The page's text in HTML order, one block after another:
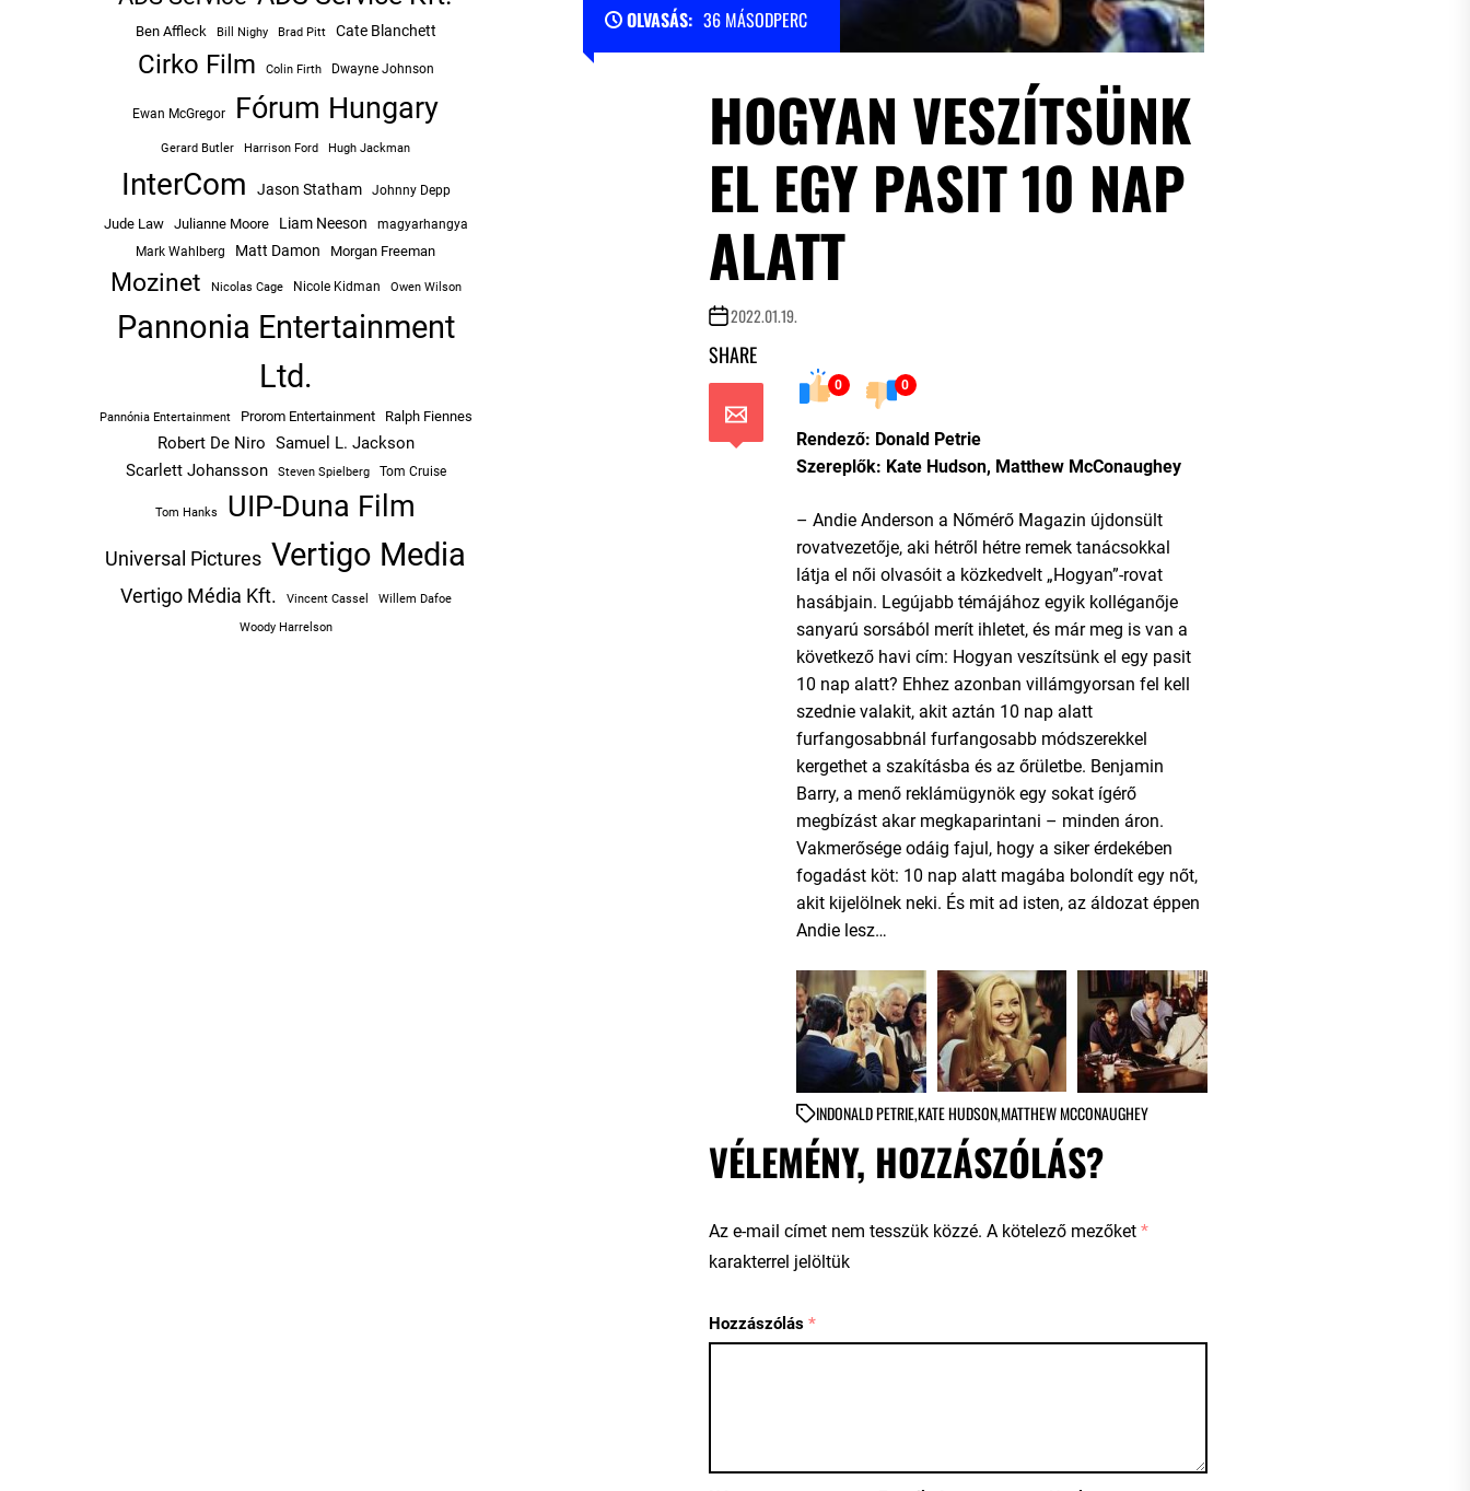
OLVASÁS: 36 MÁSODPERC
HOGYAN VESZÍTSÜNK
EL EGY PASIT 10 NAP
ALATT
2022.01.19.
SHARE
0 0
Rendező: Donald Petrie
Szereplők: Kate Hudson, Matthew McConaughey
– Andie Anderson a Nőmérő Magazin újdonsült
rovatvezetője, aki hétről hétre remek tanácsokkal
látja el női olvasóit a közkedvelt „Hogyan”-rovat
hasábjain. Legújabb témájához egyik kolléganője
sanyarú sorsából merít ihletet, és már meg is van a
következő havi cím: Hogyan veszítsünk el egy pasit
10 nap alatt? Ehhez azonban villámgyorsan fel kell
szednie valakit, akit aztán 10 nap alatt
furfangosabbnál furfangosabb módszerekkel
kergethet a szakításba és az őrületbe. Benjamin
Barry, a menő reklámügynök egy sokat ígérő
megbízást akar megkaparintani – minden áron.
Vakmerősége odáig fajul, hogy a siker érdekében
fogadást köt: 10 nap alatt magába bolondít egy nőt,
akit kijelölnek neki. És mit ad isten, az áldozat éppen
Andie lesz…
INDONALD PETRIE,KATE HUDSON,MATTHEW MCCONAUGHEY
VÉLEMÉNY, HOZZÁSZÓLÁS?
Az e-mail címet nem tesszük közzé. A kötelező mezőket *
karakterrel jelöltük
Hozzászólás *
Ben Affleck Bill Nighy Brad Pitt Cate Blanchett
Cirko Film Colin Firth Dwayne Johnson
Ewan McGregor Fórum Hungary
Gerard Butler Harrison Ford Hugh Jackman
InterCom Jason Statham Johnny Depp
Jude Law Julianne Moore Liam Neeson
magyarhangya
Mark Wahlberg
Matt Damon Morgan Freeman
Mozinet Nicolas Cage Nicole Kidman Owen Wilson
Pannonia Entertainment
Ltd.
Pannónia Entertainment Prorom Entertainment Ralph Fiennes
Robert De Niro Samuel L. Jackson
Scarlett Johansson
Steven Spielberg Tom Cruise
Tom Hanks UIP-Duna Film
Universal Pictures Vertigo Media
Vertigo Média Kft. Vincent Cassel
Willem Dafoe
Woody Harrelson